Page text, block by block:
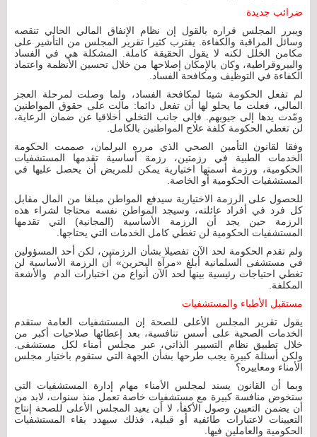
ضرائب جديدة
ويبرر المجلس قراره بالقول إن نظام الإنفاق المالي الحالي تنقصه
وسائل المراقبة والكفاءة. يقترب كثيرا تقرير المجلس من التأشير على
مكامن الخلل لكنه لا يقول الحقيقة كاملة. المشكلة هي في الفساد
والبيروقراطية، وكان بالإمكان إصلاحها من خلال تحسين الأنظمة واعتماد
الكفاءة في التوظيف ومكافحة الفساد.
لم تفعل الحكومة شيئا لمكافحة الفساد، ولما وصلت لمرحلة العجز
المالي، فعلت ما يحلو لها أن تفعل دائما: مالت على حقوق المواطنين
ومّدت يدها إلى جيوبهم. فإلى جانب التخلي أخلاقيا عن ضمان الرعاية،
لن تغطي الحكومة كلفة علاج المواطنين بالكامل.
وفقا لقانون التأمين الصحي الذي مرره البرلمان، صممت الحكومة
الخدمات الطبية في رزمتين، رزمة أساسية تقدمها المستشفيات
الحكومية، ورزمة أسمتها اختيارية يمكن للمريض أن يحصل عليها في
المستشفيات الحكومية أو الخاصة.
للحصول على الرزمة الاختيارية سيدفع المواطن مبلغا من المال مقابل
كل فرد في أفراد عائلته، وسيجد المواطن نفسه محتاجا لشراء هذه
الرزمة حين يجد أن الرزمة الأساسية (المجانية) التي تقدمها
المستشفيات الحكومية لن تغطي كامل الخدمات التي يحتاجها.
ولم تقدم الحكومة لحد الآن تفصيلا بشأن الرزمتين، لكن أحد المسؤولين
في مستشفى السلمانية أبلغ «مرآة البحرين» أن الرزمة الأساسية لن
تغطي احتياجات رئيسية بينها لحد الآن أنواع من اختبارات الدم والأشعة
المكلفة.
مستقبل الأطباء والمستشفيات
يقول تقرير المجلس الأعلى للصحة إن المستشفيات العامة ستقدم
الخدمات الصحية على أسس تنافسية، بعد إعطائها صلاحيات أكبر من
خلال تطبيق نظام التسيير الذاتي، عبر مجلس أمناء لكل مستشفى.
ولكن أسئلة كبيرة يجب طرحها بشأن الجهة التي ستقوم باختيار مجلس
الأمناء ومعاييره؟
وبما أن القانون يسند لمجلس الأمناء مهام إدارة المستشفيات التي
ستخوض منافسة كبيرة مع مستشفيات خاصة تعمل منذ سنوات، لابد من
أن يضمن التعيين وصول الأكفأ، لا أن يعيد المجلس الأعلى للصحة إنتاج
التعيينات لاعتبارات طائفية أو قبلية، فذلك سيهدد بقاء المستشفيات
الحكومية والعاملين فيها.